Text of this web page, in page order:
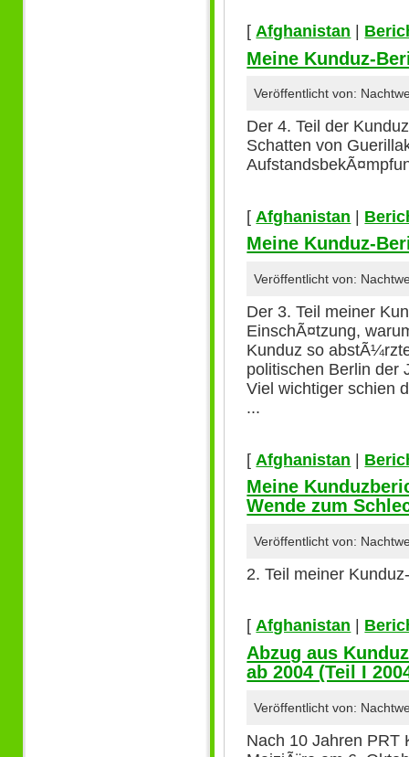
[Afghanistan
Meine Kunduz-
Veröffentlicht von:
Der 4. Teil der
Schatten von
[ Afghanistan |
Meine Kunduz-
Veröffentlicht von:
Der 3. Teil meiner
EinschÃ¤tzung,
Kunduz so
politischen Berlin der
Viel wichtiger schien
...
[ Afghanistan |
Meine
Wende zum
Veröffentlicht von:
2. Teil meiner
[Afghanistan
Abzug aus
ab 2004 (Teil I
Veröffentlicht von:
Nach 10 Jahren